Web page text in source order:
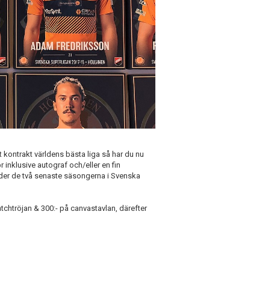
världens bästa liga så har du nu
inklusive autograf och/eller en fin
de två senaste säsongerna i Svenska
& 300:- på canvastavlan, därefter